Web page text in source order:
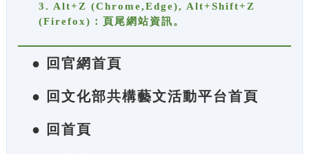
3. Alt+Z (Chrome,Edge), Alt+Shift+Z
(Firefox)：頁尾網站資訊。
● 回官網首頁
● 回文化部共構藝文活動平台首頁
● 回首頁